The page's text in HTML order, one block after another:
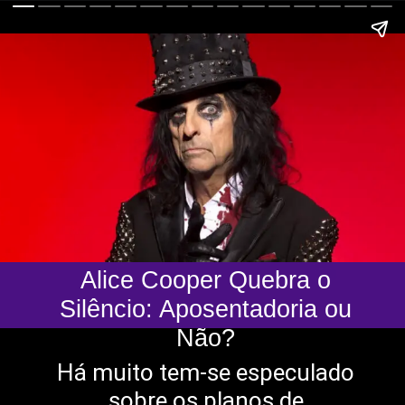
Alice Cooper Quebra o
Silêncio: Aposentadoria ou
Não?
Há muito tem-se especulado